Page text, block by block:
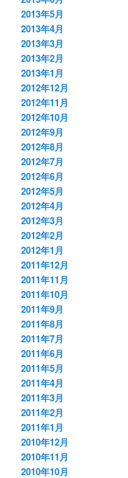
2013年5月
2013年4月
2013年3月
2013年2月
2013年1月
2012年12月
2012年11月
2012年10月
2012年9月
2012年8月
2012年7月
2012年6月
2012年5月
2012年4月
2012年3月
2012年2月
2012年1月
2011年12月
2011年11月
2011年10月
2011年9月
2011年8月
2011年7月
2011年6月
2011年5月
2011年4月
2011年3月
2011年2月
2011年1月
2010年12月
2010年11月
2010年10月